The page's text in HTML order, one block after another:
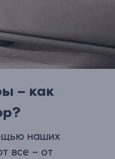
– как
наших
все – от